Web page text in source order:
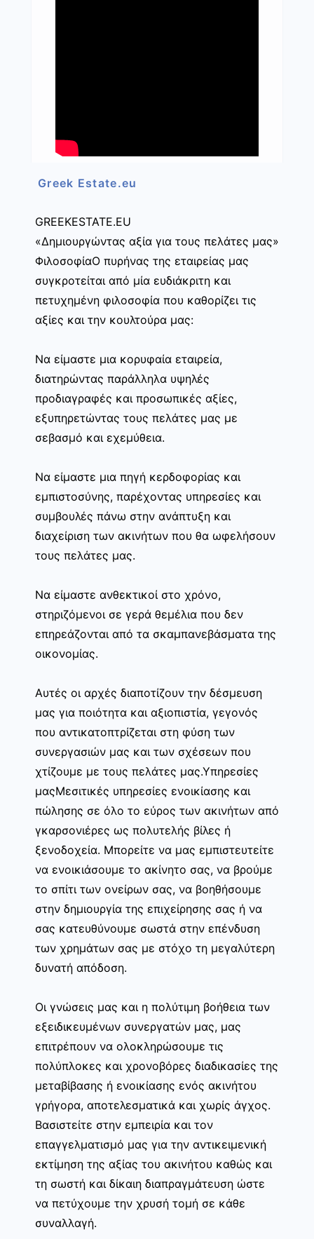
Greek Estate.eu
GREEKESTATE.EU
«Δημιουργώντας αξία για τους πελάτες μας»
ΦιλοσοφίαΟ πυρήνας της εταιρείας μας
συγκροτείται από μία ευδιάκριτη και
πετυχημένη φιλοσοφία που καθορίζει τις
αξίες και την κουλτούρα μας:
Να είμαστε μια κορυφαία εταιρεία,
διατηρώντας παράλληλα υψηλές
προδιαγραφές και προσωπικές αξίες,
εξυπηρετώντας τους πελάτες μας με
σεβασμό και εχεμύθεια.
Να είμαστε μια πηγή κερδοφορίας και
εμπιστοσύνης, παρέχοντας υπηρεσίες και
συμβουλές πάνω στην ανάπτυξη και
διαχείριση των ακινήτων που θα ωφελήσουν
τους πελάτες μας.
Να είμαστε ανθεκτικοί στο χρόνο,
στηριζόμενοι σε γερά θεμέλια που δεν
επηρεάζονται από τα σκαμπανεβάσματα της
οικονομίας.
Αυτές οι αρχές διαποτίζουν την δέσμευση
μας για ποιότητα και αξιοπιστία, γεγονός
που αντικατοπτρίζεται στη φύση των
συνεργασιών μας και των σχέσεων που
χτίζουμε με τους πελάτες μας.Υπηρεσίες
μαςΜεσιτικές υπηρεσίες ενοικίασης και
πώλησης σε όλο το εύρος των ακινήτων από
γκαρσονιέρες ως πολυτελής βίλες ή
ξενοδοχεία. Μπορείτε να μας εμπιστευτείτε
να ενοικιάσουμε το ακίνητο σας, να βρούμε
το σπίτι των ονείρων σας, να βοηθήσουμε
στην δημιουργία της επιχείρησης σας ή να
σας κατευθύνουμε σωστά στην επένδυση
των χρημάτων σας με στόχο τη μεγαλύτερη
δυνατή απόδοση.
Οι γνώσεις μας και η πολύτιμη βοήθεια των
εξειδικευμένων συνεργατών μας, μας
επιτρέπουν να ολοκληρώσουμε τις
πολύπλοκες και χρονοβόρες διαδικασίες της
μεταβίβασης ή ενοικίασης ενός ακινήτου
γρήγορα, αποτελεσματικά και χωρίς άγχος.
Βασιστείτε στην εμπειρία και τον
επαγγελματισμό μας για την αντικειμενική
εκτίμηση της αξίας του ακινήτου καθώς και
τη σωστή και δίκαιη διαπραγμάτευση ώστε
να πετύχουμε την χρυσή τομή σε κάθε
συναλλαγή.